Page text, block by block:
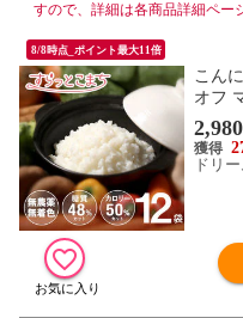
すので、詳細は各商品詳細ペー
8/8時点_ポイント最大11倍
こん
オフ
し 置
エッ
くラ
2,980
ドリ